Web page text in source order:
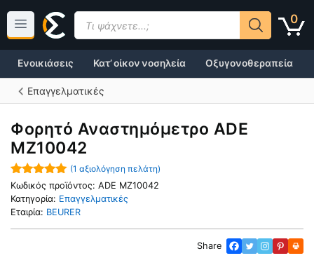
περιεχόμενο
0
Products
search
Κατ’ οίκον νοσηλεία Οξυγονοθεραπεία
Ενοικιάσεις
Επαγγελματικές
Φορητό Αναστημόμετρο ADE
MZ10042
5.00out of
5
(1 αξιολόγηση πελάτη)
Κωδικός προϊόντος: ADE MZ10042
Κατηγορία: Επαγγελματικές
Εταιρία: BEURER
Share